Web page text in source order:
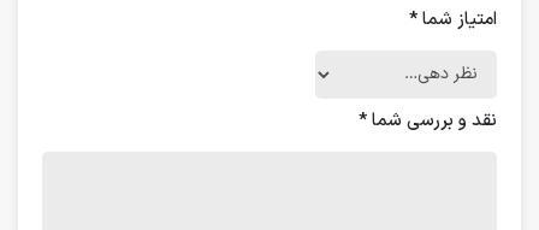
امتیاز شما*
نقد و بررسی شما*